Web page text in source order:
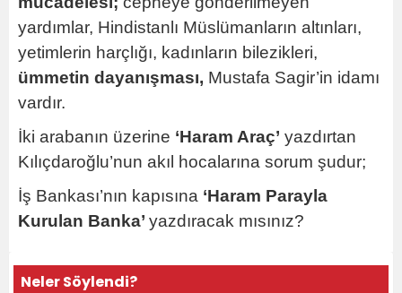
yardımlar, Hindistanlı Müslümanların altınları,
yetimlerin harçlığı, kadınların bilezikleri,
ümmetin dayanışması, Mustafa Sagir’in idamı
vardır.
İki arabanın üzerine ‘Haram Araç’ yazdırtan
Kılıçdaroğlu’nun akıl hocalarına sorum şudur;
İş Bankası’nın kapısına ‘Haram Parayla
Kurulan Banka’ yazdıracak mısınız?
Neler Söylendi?